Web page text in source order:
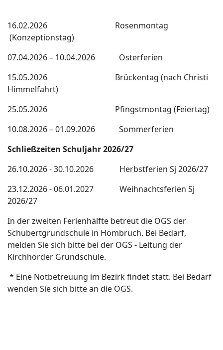
16.02.2026 Rosenmontag
(Konzeptionstag)
07.04.2026 – 10.04.2026 Osterferien
15.05.2026 Brückentag (nach Christi
Himmelfahrt)
25.05.2026 Pfingstmontag (Feiertag)
10.08.2026 – 01.09.2026 Sommerferien
Schließzeiten Schuljahr 2026/27
26.10.2026 - 30.10.2026 Herbstferien Sj 2026/27
23.12.2026 - 06.01.2027 Weihnachtsferien Sj
2026/27
In der zweiten Ferienhälfte betreut die OGS der
Schubertgrundschule in Hombruch. Bei Bedarf,
melden Sie sich bitte bei der OGS - Leitung der
Kirchhörder Grundschule.
* Eine Notbetreuung im Bezirk findet statt. Bei Bedarf
wenden Sie sich bitte an die OGS.